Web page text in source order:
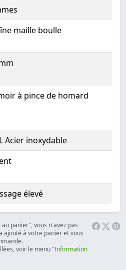
maille boulle
à pince de homard
Acier inoxydable
élevé
panier", vous n'avez pas
ajouté à votre panier et vous
voir le menu "Information